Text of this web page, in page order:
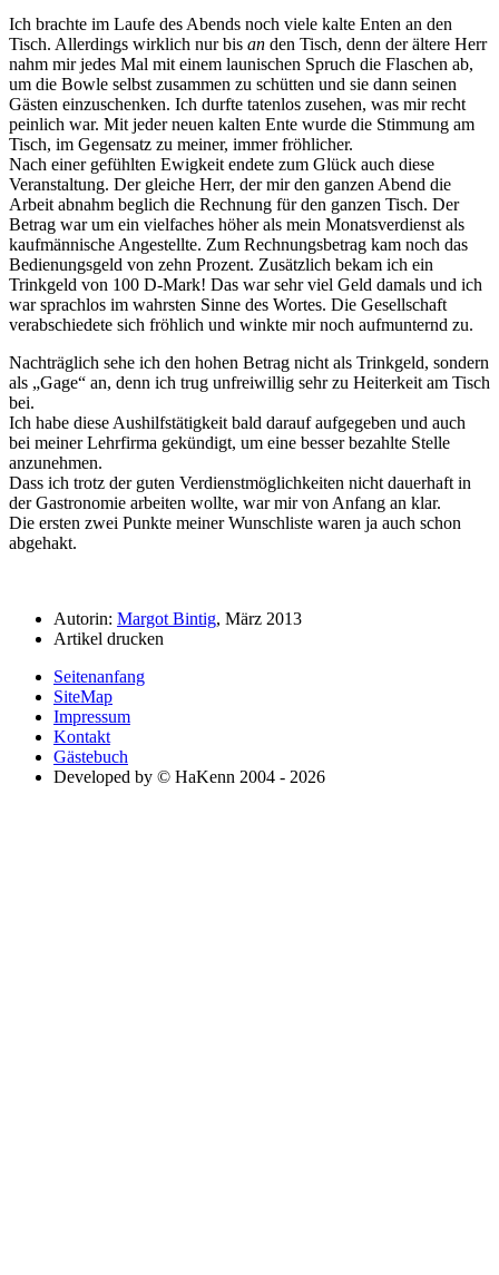
Ich brachte im Laufe des Abends noch viele kalte Enten an den
Tisch. Allerdings wirklich nur bis an den Tisch, denn der ältere Herr
nahm mir jedes Mal mit einem launischen Spruch die Flaschen ab,
um die Bowle selbst zusammen zu schütten und sie dann seinen
Gästen einzuschenken. Ich durfte tatenlos zusehen, was mir recht
peinlich war. Mit jeder neuen kalten Ente wurde die Stimmung am
Tisch, im Gegensatz zu meiner, immer fröhlicher.
Nach einer gefühlten Ewigkeit endete zum Glück auch diese
Veranstaltung. Der gleiche Herr, der mir den ganzen Abend die
Arbeit abnahm beglich die Rechnung für den ganzen Tisch. Der
Betrag war um ein vielfaches höher als mein Monatsverdienst als
kaufmännische Angestellte. Zum Rechnungsbetrag kam noch das
Bedienungsgeld von zehn Prozent. Zusätzlich bekam ich ein
Trinkgeld von 100 D-Mark! Das war sehr viel Geld damals und ich
war sprachlos im wahrsten Sinne des Wortes. Die Gesellschaft
verabschiedete sich fröhlich und winkte mir noch aufmunternd zu.
Nachträglich sehe ich den hohen Betrag nicht als Trinkgeld, sondern
als
Gage
an, denn ich trug unfreiwillig sehr zu Heiterkeit am Tisch
bei.
Ich habe diese Aushilfstätigkeit bald darauf aufgegeben und auch
bei meiner Lehrfirma gekündigt, um eine besser bezahlte Stelle
anzunehmen.
Dass ich trotz der guten Verdienstmöglichkeiten nicht dauerhaft in
der Gastronomie arbeiten wollte, war mir von Anfang an klar.
Die ersten zwei Punkte meiner Wunschliste waren ja auch schon
abgehakt.
Autorin: Margot Bintig, März 2013
Artikel drucken
Seitenanfang
SiteMap
Impressum
Kontakt
Gästebuch
Developed by © HaKenn 2004 - 2026